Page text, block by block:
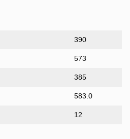
390
573
385
583.0
12